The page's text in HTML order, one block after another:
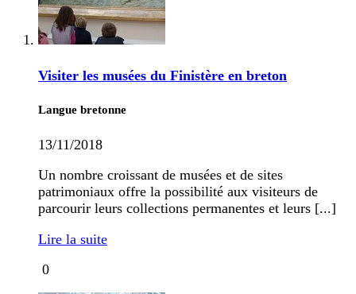
Visiter les musées du Finistère en breton
Langue bretonne
13/11/2018
Un nombre croissant de musées et de sites
patrimoniaux offre la possibilité aux visiteurs de
parcourir leurs collections permanentes et leurs [...]
Lire la suite
0